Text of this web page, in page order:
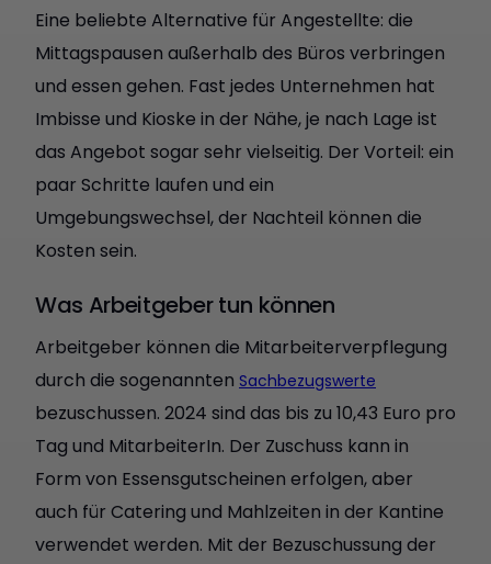
Eine beliebte Alternative für Angestellte: die
Mittagspausen außerhalb des Büros verbringen
und essen gehen. Fast jedes Unternehmen hat
Imbisse und Kioske in der Nähe, je nach Lage ist
das Angebot sogar sehr vielseitig. Der Vorteil: ein
paar Schritte laufen und ein
Umgebungswechsel, der Nachteil können die
Kosten sein.
Was Arbeitgeber tun können
Arbeitgeber können die Mitarbeiterverpflegung
durch die sogenannten Sachbezugswerte
bezuschussen. 2024 sind das bis zu 10,43 Euro pro
Tag und MitarbeiterIn. Der Zuschuss kann in
Form von Essensgutscheinen erfolgen, aber
auch für Catering und Mahlzeiten in der Kantine
verwendet werden. Mit der Bezuschussung der